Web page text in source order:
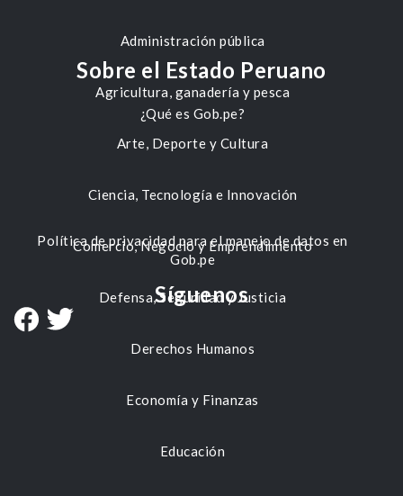
Administración pública
Agricultura, ganadería y pesca
Arte, Deporte y Cultura
Ciencia, Tecnología e Innovación
Comercio, Negocio y Emprendimiento
Defensa, Seguridad y Justicia
Derechos Humanos
Economía y Finanzas
Educación
Sobre el Estado Peruano
¿Qué es Gob.pe?
Política de privacidad para el manejo de datos en
Gob.pe
Síguenos